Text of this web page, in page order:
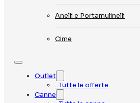
Anelli e Portamulinelli
Cime
Outlet
…Tutte le offerte
Canne